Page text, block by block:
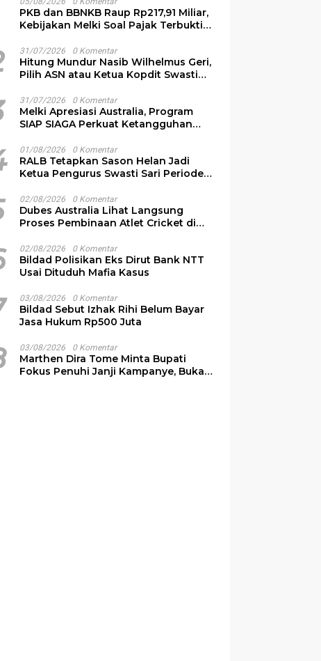
PKB dan BBNKB Raup Rp217,91 Miliar,
Kebijakan Melki Soal Pajak Terbukti
31/07/2026 0 Komentar
Hitung Mundur Nasib Wilhelmus Geri,
Pilih ASN atau Ketua Kopdit Swasti
31/07/2026 0 Komentar
Melki Apresiasi Australia, Program
SIAP SIAGA Perkuat Ketangguhan
01/08/2026 0 Komentar
RALB Tetapkan Sason Helan Jadi
Ketua Pengurus Swasti Sari Periode
02/08/2026 0 Komentar
Dubes Australia Lihat Langsung
Proses Pembinaan Atlet Cricket di
02/08/2026 0 Komentar
Bildad Polisikan Eks Dirut Bank NTT
Usai Dituduh Mafia Kasus
03/08/2026 0 Komentar
Bildad Sebut Izhak Rihi Belum Bayar
Jasa Hukum Rp500 Juta
03/08/2026 0 Komentar
Marthen Dira Tome Minta Bupati
Fokus Penuhi Janji Kampanye, Bukan